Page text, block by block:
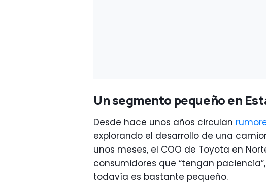
Un segmento pequeño en
Desde hace unos años circulan
explorando el desarrollo de una
unos meses, el COO de Toyota en
consumidores que “tengan
todavía es bastante pequeño.